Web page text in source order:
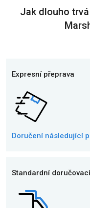
Jak dlouho
Expresní přeprava
Doručení následující
Standardní